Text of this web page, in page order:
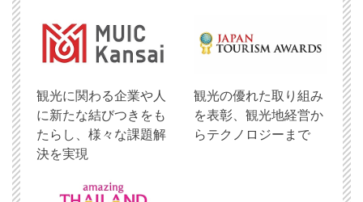
観光に関わる企業や人
に新たな結びつきをも
たらし、様々な課題解
決を実現
観光の優れた取り組み
を表彰、観光地経営か
らテクノロジーまで